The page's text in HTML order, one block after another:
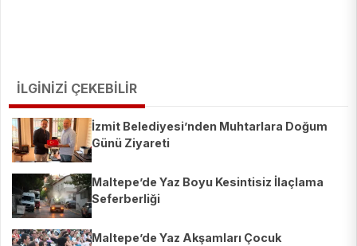
İLGİNİZİ ÇEKEBİLİR
İzmit Belediyesi’nden Muhtarlara Doğum
Günü Ziyareti
Maltepe’de Yaz Boyu Kesintisiz İlaçlama
Seferberliği
Maltepe’de Yaz Akşamları Çocuk